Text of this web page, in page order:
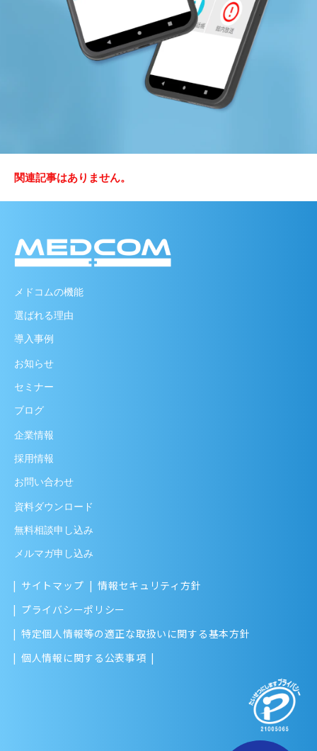
関連記事はありません。
メドコムの機能
選ばれる理由
導入事例
お知らせ
セミナー
ブログ
企業情報
採用情報
お問い合わせ
資料ダウンロード
無料相談申し込み
メルマガ申し込み
サイトマップ
情報セキュリティ方針
プライバシーポリシー
特定個人情報等の適正な取扱いに関する基本方針
個人情報に関する公表事項